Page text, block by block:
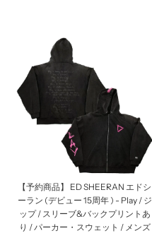
【予約商品】 ED SHEERAN エドシ
ーラン (デビュー 15周年 ) - Play / ジ
ップ / スリーブ&バックプリントあ
り / パーカー・スウェット / メンズ